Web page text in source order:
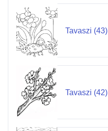
Tavaszi (43)
Tavaszi (42)